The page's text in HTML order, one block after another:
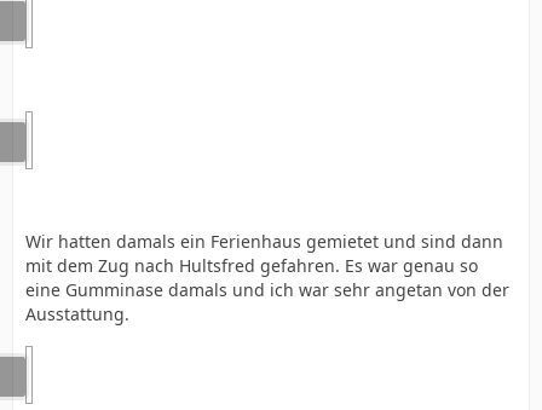
Wir hatten damals ein Ferienhaus gemietet und sind dann
mit dem Zug nach Hultsfred gefahren. Es war genau so
eine Gumminase damals und ich war sehr angetan von der
Ausstattung.